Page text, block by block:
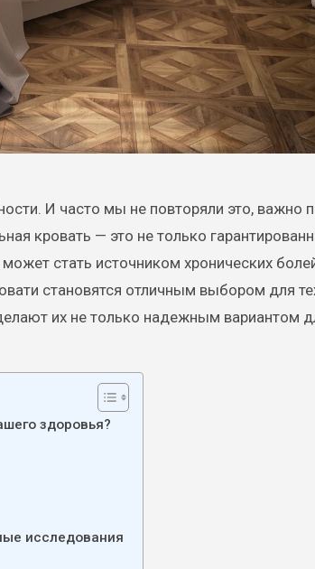
И часто мы не повторяли это, важно
кровать — это не только
стать источником хронических
становятся отличным выбором для
их не только надежным вариантом
здоровья?
исследования